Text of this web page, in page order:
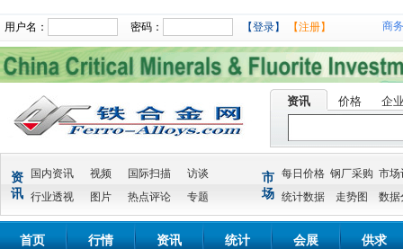
用户名： 密码： 【登录】 【注册】 商
资讯 价格 企
资
讯
国内资讯 视频 国际扫描
访谈
行业透视
图片 热点评论 专题
市
场
每日价格 钢厂采购 市场
统计数据
走势图 数据
首页 行情 资讯 统计 会展 供求